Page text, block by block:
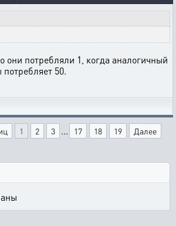
они потребляли 1, когда аналогичный
50.
1 2 3 ... 17 18 19 Далее